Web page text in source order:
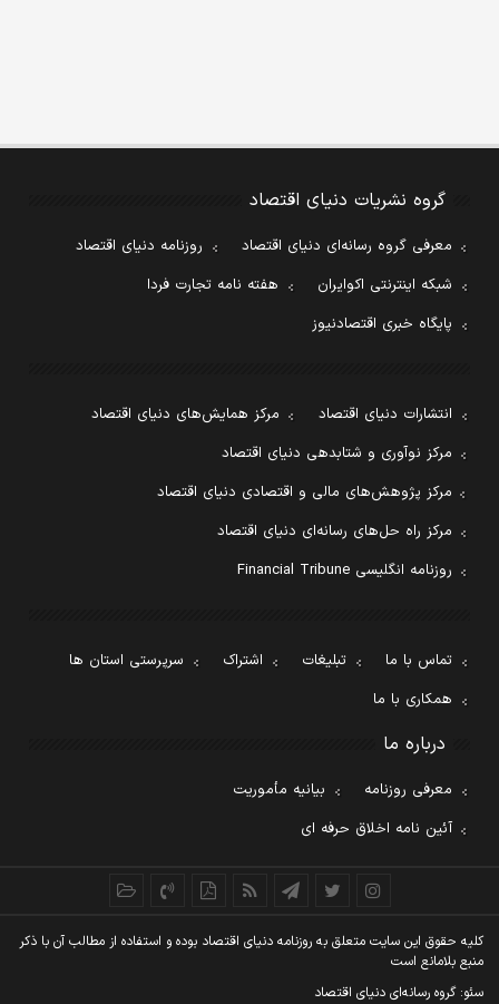
گروه نشریات دنیای اقتصاد
معرفی گروه رسانه‌ای دنیای اقتصاد
روزنامه دنیای اقتصاد
شبکه اینترنتی اکوایران
هفته نامه تجارت فردا
پایگاه خبری اقتصادنیوز
انتشارات دنیای اقتصاد
مرکز همایش‌های دنیای اقتصاد
مرکز نوآوری و شتابدهی دنیای اقتصاد
مرکز پژوهش‌های مالی و اقتصادی دنیای اقتصاد
مرکز راه حل‌های رسانه‌ای دنیای اقتصاد
روزنامه انگلیسی Financial Tribune
تماس با ما تبلیغات اشتراک
سرپرستی استان ها
همکاری با ما
درباره ما
معرفی روزنامه
بیانیه مأموریت
آئین نامه اخلاق حرفه ای
کليه حقوق اين سايت متعلق به روزنامه دنيای اقتصاد بوده و استفاده از مطالب آن با ذکر
منبع بلامانع است
سئو: گروه رسانه‌ای دنیای اقتصاد